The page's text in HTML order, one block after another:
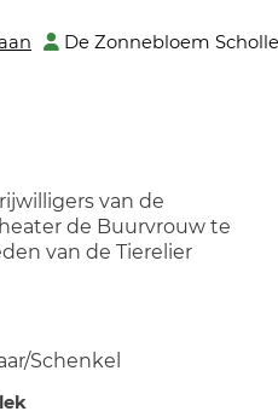
De Zonnebloem
van de
de Buurvrouw te
van de Tierelier
Schenkel